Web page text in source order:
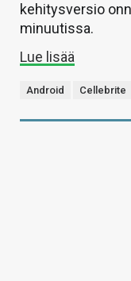
kehitysversio
minuutissa.
Lue lisää
Android Cellebrite